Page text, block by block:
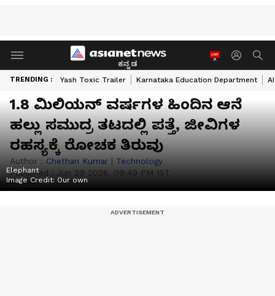
ಕನ್ನಡ
TRENDING : Yash Toxic Trailer Karnataka Education Department
1.8 ಮಿಲಿಯನ್ ವರ್ಷಗಳ ಹಿಂದಿನ ಆನೆ
ಹಲ್ಲು ಸಮುದ್ರ ತಟದಲ್ಲಿ ಪತ್ತೆ, ಜೀವಿಗಳ
ರಹಸ್ಯಕ್ಕೆ ರೋಚಕ ತಿರುವು
Author : Chethan Kumar | Technology
Published : Jun 29 2026, 09:49 PM IST
Elephant
Image Credit: Our own